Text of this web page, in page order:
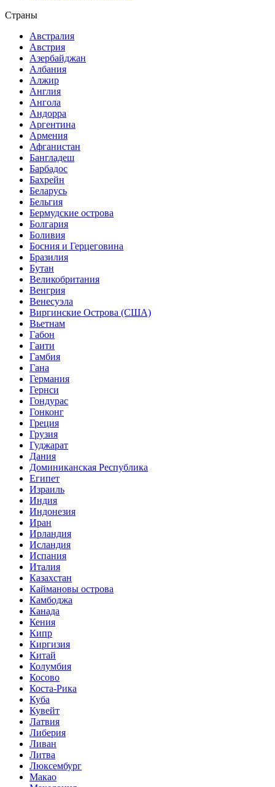
Страны
Австралия
Австрия
Азербайджан
Албания
Алжир
Англия
Ангола
Андорра
Аргентина
Армения
Афганистан
Бангладеш
Барбадос
Бахрейн
Беларусь
Бельгия
Бермудские острова
Болгария
Боливия
Босния и Герцеговина
Бразилия
Бутан
Великобритания
Венгрия
Венесуэла
Виргинские Острова (США)
Вьетнам
Габон
Гаити
Гамбия
Гана
Германия
Гернси
Гондурас
Гонконг
Греция
Грузия
Гуджарат
Дания
Доминиканская Республика
Египет
Израиль
Индия
Индонезия
Иран
Ирландия
Исландия
Испания
Италия
Казахстан
Каймановы острова
Камбоджа
Канада
Кения
Кипр
Киргизия
Китай
Колумбия
Косово
Коста-Рика
Куба
Кувейт
Латвия
Либерия
Ливан
Литва
Люксембург
Макао